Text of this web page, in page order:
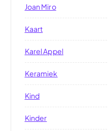
Joan Miro
Kaart
Karel Appel
Keramiek
Kind
Kinder